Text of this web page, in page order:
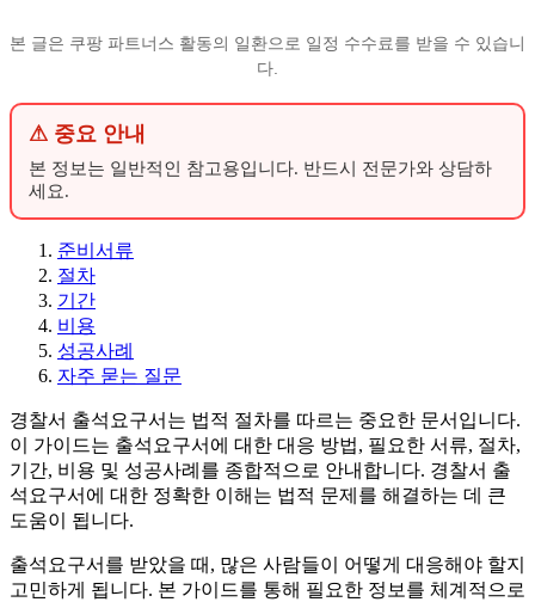
본 글은 쿠팡 파트너스 활동의 일환으로 일정 수수료를 받을 수 있습니
다.
⚠ 중요 안내
본 정보는 일반적인 참고용입니다. 반드시 전문가와 상담하
세요.
준비서류
절차
기간
비용
성공사례
자주 묻는 질문
경찰서 출석요구서는 법적 절차를 따르는 중요한 문서입니다.
이 가이드는 출석요구서에 대한 대응 방법, 필요한 서류, 절차,
기간, 비용 및 성공사례를 종합적으로 안내합니다. 경찰서 출
석요구서에 대한 정확한 이해는 법적 문제를 해결하는 데 큰
도움이 됩니다.
출석요구서를 받았을 때, 많은 사람들이 어떻게 대응해야 할지
고민하게 됩니다. 본 가이드를 통해 필요한 정보를 체계적으로